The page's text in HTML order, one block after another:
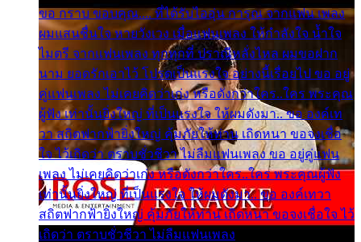
ขอ กราบ ขอบคุณ.... ที่ได้รับไออุ่น การุณ จากแฟน เพลง
ผมแสนชื่นใจ หายวังเวง เมื่อแฟนเพลง ให้กำลังใจ น้ำใจ
ไมตรี จากแฟนเพลง ทุกทุกที่ ปราณีหลั่งไหล ผมขอฝาก
นาม ยอดรักเอาไว้ โปรดเป็นแรงใจ อย่างนี้เรื่อยไป ขอ อยู่
คู่แฟนเพลง ไม่เคยคิดว่าเก่ง หรือดังกว่าใคร..ใคร พระคุณ
ผู้ฟัง เท่านั้นยิ่งใหญ่ ที่เป็นแรงใจ ให้ผมดังมา.. ขอ องค์เท
วา สถิตฟากฟ้ายิ่งใหญ่ คุ้มภัยให้ท่าน เถิดหนา ขอจงเชื่อ
ใจ ไว้เถิดว่า ตราบชั่วชีวา ไม่ลืมแฟนเพลง ขอ อยู่คู่แฟน
เพลง ไม่เคยคิดว่าเก่ง หรือดังกว่าใคร..ใคร พระคุณผู้ฟัง
เท่านั้นยิ่งใหญ่ ที่เป็นแรงใจ ให้ผมดังมา.. ขอ องค์เทวา
สถิตฟากฟ้ายิ่งใหญ่ คุ้มภัยให้ท่าน เถิดหนา ขอจงเชื่อใจ ไว้
เถิดว่า ตราบชั่วชีวา ไม่ลืมแฟนเพลง